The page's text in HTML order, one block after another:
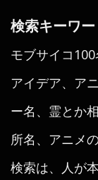
検索キーワ
モブサイコ
アイデア、ア
ー名、霊とか
所名、アニメ
検索は、人が